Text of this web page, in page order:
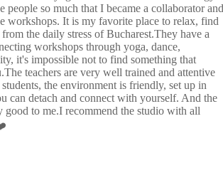
people so much that I became a collaborator and
workshops. It is my favorite place to relax, find
the daily stress of Bucharest.They have a
workshops through yoga, dance,
it's impossible not to find something that
teachers are very well trained and attentive
the environment is friendly, set up in
can detach and connect with yourself. And the
good to me.I recommend the studio with all